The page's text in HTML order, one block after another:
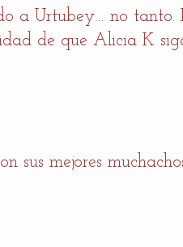
a Urtubey… no tanto.
de que Alicia K
sus mejores